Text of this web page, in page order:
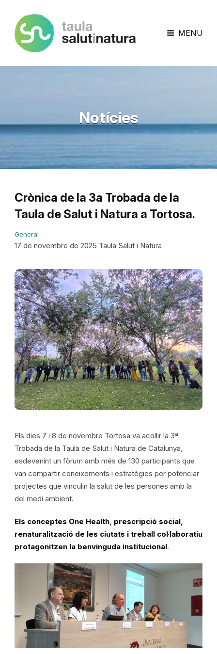
Taula Salut I Natura MENU
Notícies
Crònica de la 3a Trobada de la
Taula de Salut i Natura a Tortosa.
General
17 de novembre de 2025 Taula Salut i Natura
Els dies 7 i 8 de novembre Tortosa va acollir la 3ª
Trobada de la Taula de Salut i Natura de Catalunya,
esdevenint un fòrum amb més de 130 participants que
van compartir coneixements i estratègies per potenciar
projectes que vinculin la salut de les persones amb la
del medi ambient.
Els conceptes One Health, prescripció social,
renaturalització de les ciutats i treball col·laboratiu
protagonitzen la benvinguda institucional.